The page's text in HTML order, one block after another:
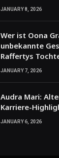
JANUARY 8, 2026
Wer ist Oona
unbekannte
Raffertys
JANUARY 7, 2026
Audra Mari:
Karriere-
JANUARY 6, 2026